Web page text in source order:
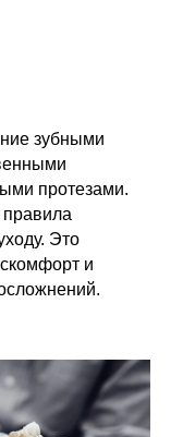
зубными
протезами.
Это
и